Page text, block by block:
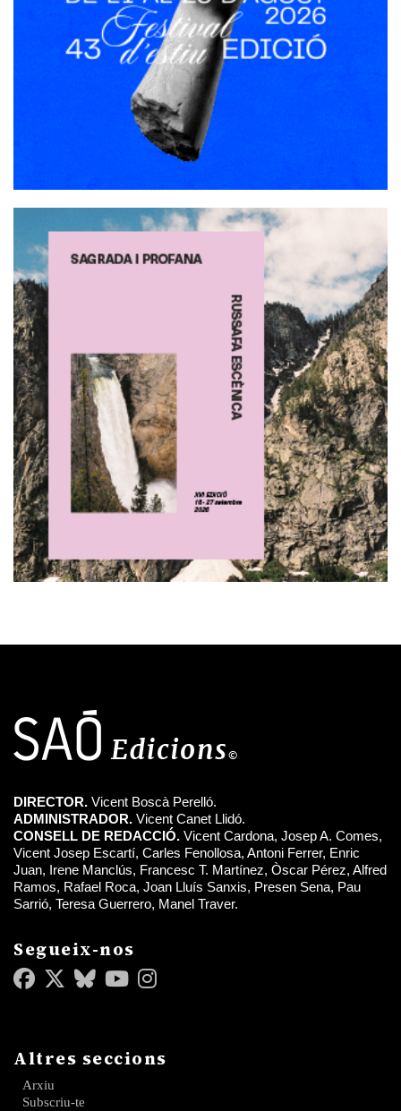
DIRECTOR. Vicent Boscà Perelló.
ADMINISTRADOR. Vicent Canet Llidó.
CONSELL DE REDACCIÓ. Vicent Cardona, Josep A. Comes,
Vicent Josep Escartí, Carles Fenollosa, Antoni Ferrer, Enric
Juan, Irene Manclús, Francesc T. Martínez, Òscar Pérez, Alfred
Ramos, Rafael Roca, Joan Lluís Sanxis, Presen Sena, Pau
Sarrió, Teresa Guerrero, Manel Traver.
Segueix-nos
Altres seccions
Arxiu
Subscriu-te